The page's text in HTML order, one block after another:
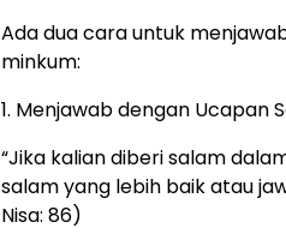
Ada dua cara untuk
minkum:
1. Menjawab dengan Ucapan
“Jika kalian diberi salam
salam yang lebih baik atau
Nisa: 86)